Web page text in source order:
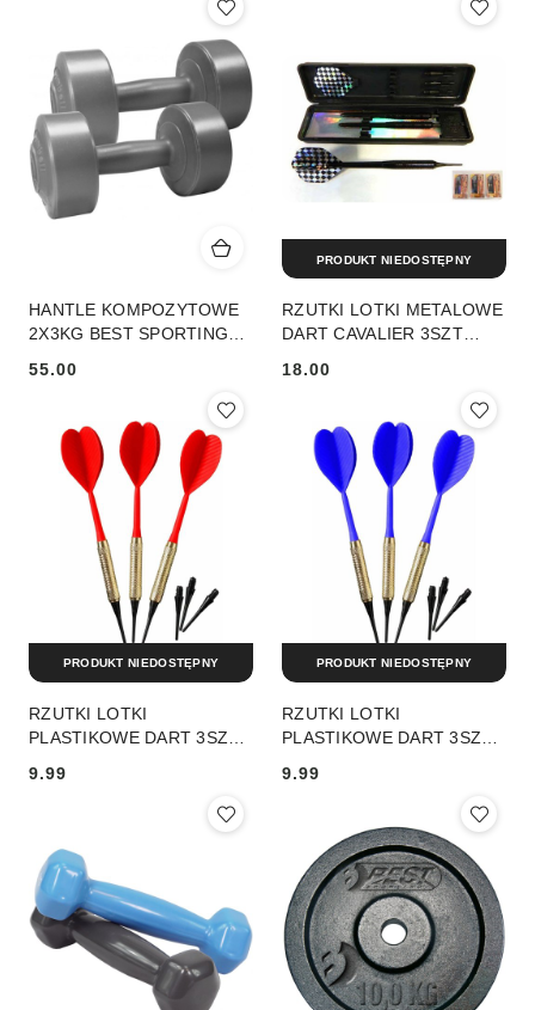
HANTLE KOMPOZYTOWE
2X3KG BEST SPORTING
55.00
RZUTKI LOTKI METALOWE
DART CAVALIER 3SZT
18.00
PRODUKT NIEDOSTĘPNY
RZUTKI LOTKI
PLASTIKOWE DART 3SZT
SPORTING - CZERWONE
Cena:
9.99
PRODUKT NIEDOSTĘPNY
RZUTKI LOTKI
PLASTIKOWE DART 3SZT
SPORTING - NIEBIESKI
Cena:
9.99
PRODUKT NIEDOSTĘPNY